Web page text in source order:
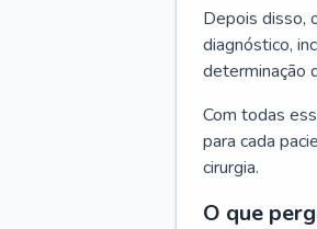
Depois disso,
diagnóstico,
determinação
Com todas
para cada
cirurgia.
O que